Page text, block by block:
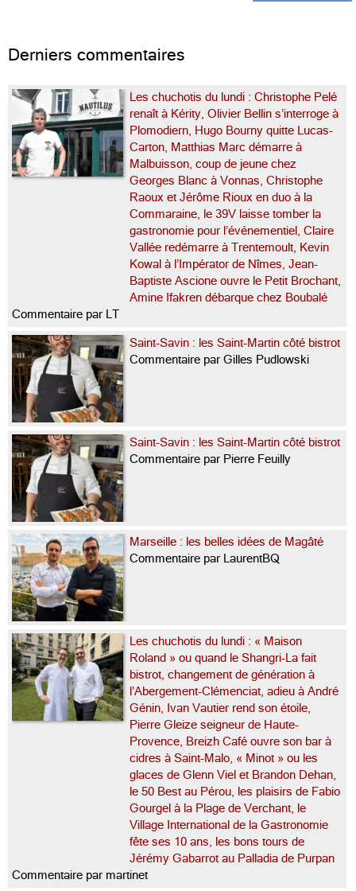
Derniers commentaires
Les chuchotis du lundi : Christophe Pelé
renaît à Kérity, Olivier Bellin s’interroge à
Plomodiern, Hugo Bourny quitte Lucas-
Carton, Matthias Marc démarre à
Malbuisson, coup de jeune chez
Georges Blanc à Vonnas, Christophe
Raoux et Jérôme Rioux en duo à la
Commaraine, le 39V laisse tomber la
gastronomie pour l’événementiel, Claire
Vallée redémarre à Trentemoult, Kevin
Kowal à l’Impérator de Nîmes, Jean-
Baptiste Ascione ouvre le Petit Brochant,
Amine Ifakren débarque chez Boubalé
Commentaire par LT
Saint-Savin : les Saint-Martin côté bistrot
Commentaire par Gilles Pudlowski
Saint-Savin : les Saint-Martin côté bistrot
Commentaire par Pierre Feuilly
Marseille : les belles idées de Magâté
Commentaire par LaurentBQ
Les chuchotis du lundi : « Maison
Roland » ou quand le Shangri-La fait
bistrot, changement de génération à
l’Abergement-Clémenciat, adieu à André
Génin, Ivan Vautier rend son étoile,
Pierre Gleize seigneur de Haute-
Provence, Breizh Café ouvre son bar à
cidres à Saint-Malo, « Minot » ou les
glaces de Glenn Viel et Brandon Dehan,
le 50 Best au Pérou, les plaisirs de Fabio
Gourgel à la Plage de Verchant, le
Village International de la Gastronomie
fête ses 10 ans, les bons tours de
Jérémy Gabarrot au Palladia de Purpan
Commentaire par martinet